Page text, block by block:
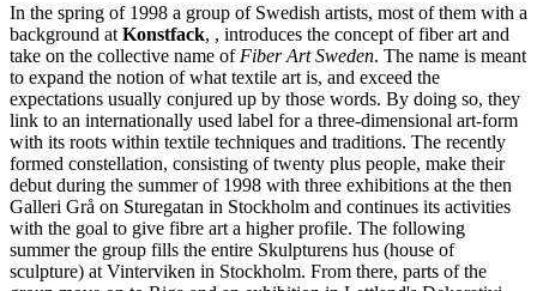
In the spring of 1998 a group of Swedish artists, most of them with a
background at Konstfack, , introduces the concept of fiber art and
take on the collective name of Fiber Art Sweden. The name is meant
to expand the notion of what textile art is, and exceed the
expectations usually conjured up by those words. By doing so, they
link to an internationally used label for a three-dimensional art-form
with its roots within textile techniques and traditions. The recently
formed constellation, consisting of twenty plus people, make their
debut during the summer of 1998 with three exhibitions at the then
Galleri Grå on Sturegatan in Stockholm and continues its activities
with the goal to give fibre art a higher profile. The following
summer the group fills the entire Skulpturens hus (house of
sculpture) at Vinterviken in Stockholm. From there, parts of the